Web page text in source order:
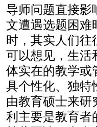
导师问题直接影
文遭遇选题困难
时，其实人们往
可以想见，生活
体实在的教学或
具个性化、独特
由教育硕士来研
利主要是教育者